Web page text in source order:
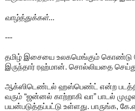
வாழ்த்துக்கள்...
---
தமிழ் இசையை உலகமெங்கும் கொண்டு
இருந்தார் ரஹ்மான். சொல்லியதை செய்து
ஆக்ஸிடெண்டல் ஹஸ்பெண்ட் என்ற
வரும் “ஜன்னல் காற்றாகி வா” பாடல்
பயன்படுத்தப்பட்டு உள்ளது. பாருங்க,